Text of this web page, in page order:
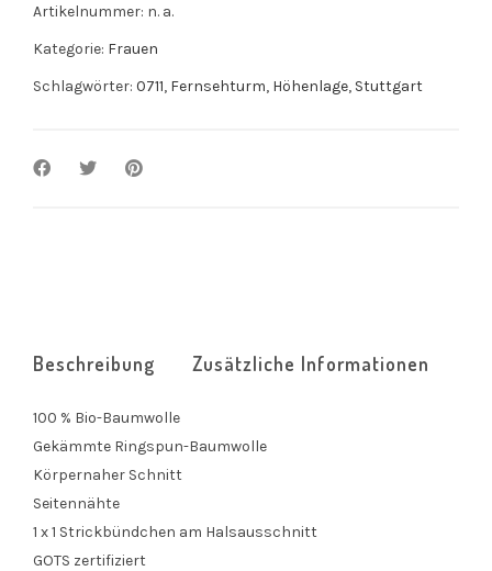
Artikelnummer: n. a.
Kategorie: Frauen
Schlagwörter: 0711, Fernsehturm, Höhenlage, Stuttgart
Beschreibung Zusätzliche Informationen
100 % Bio-Baumwolle
Gekämmte Ringspun-Baumwolle
Körpernaher Schnitt
Seitennähte
1 x 1 Strickbündchen am Halsausschnitt
GOTS zertifiziert